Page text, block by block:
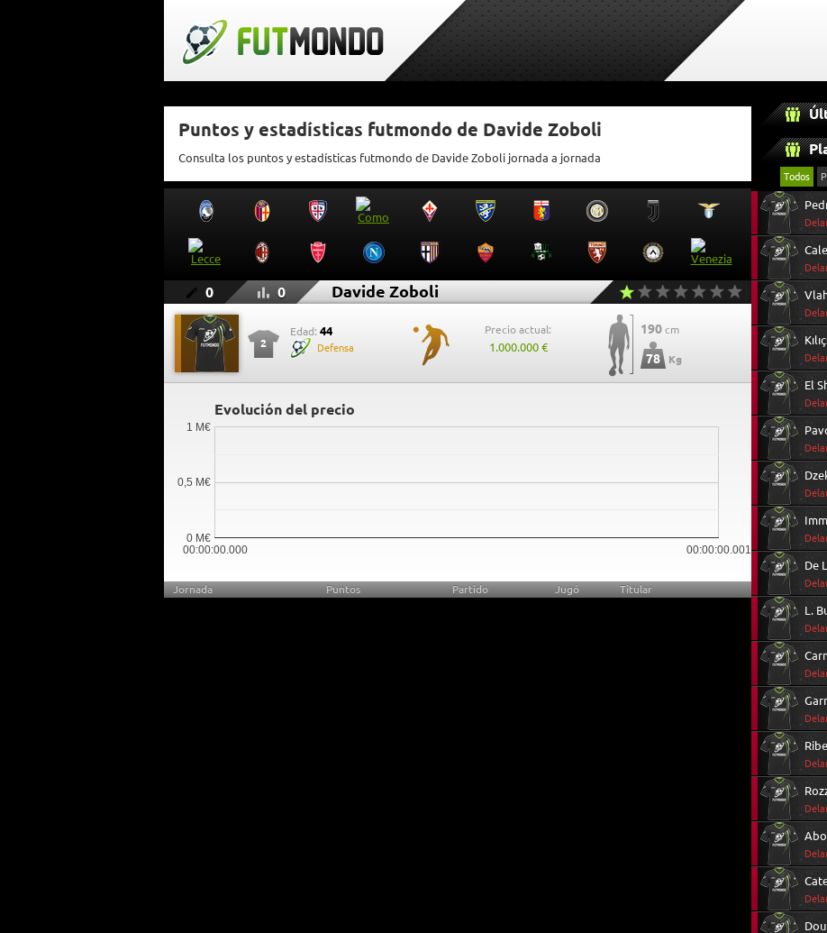
Puntos y estadísticas futmondo de Davide Zoboli
Consulta los puntos y estadísticas futmondo de Davide Zoboli jornada a jornada
0 0 Davide Zoboli
2
Edad: 44
Defensa
Precio actual:
1.000.000 €
190 cm
78 Kg
Evolución del precio
00:00:00.000 00:00:00.001
0 M€
0,5 M€
1 M€
Jornada Puntos Partido Jugó Titular
Todos
El
De
L.